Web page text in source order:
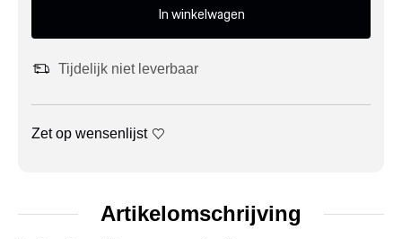
In winkelwagen
Tijdelijk niet leverbaar
Zet op wensenlijst
Artikelomschrijving